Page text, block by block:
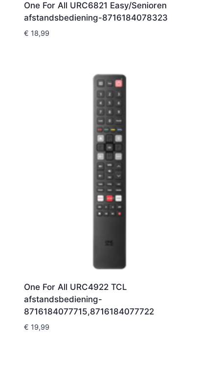
One For All URC6821 Easy/Senioren
afstandsbediening-8716184078323
€ 18,99
One For All URC4922 TCL
afstandsbediening-
8716184077715,8716184077722
€ 19,99